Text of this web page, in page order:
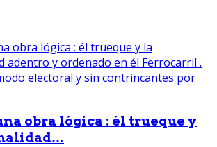
obra lógica : él trueque y